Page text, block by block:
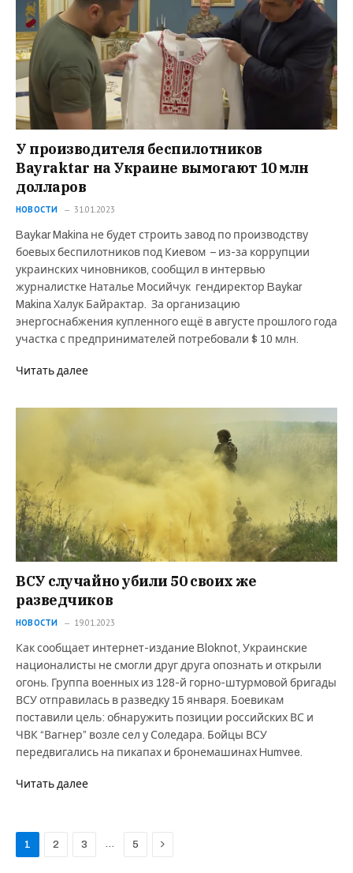
У производителя беспилотников
Bayraktar на Украине вымогают 10 млн
долларов
НОВОСТИ 31.01.2023
Baykar Makina не будет строить завод по производству
боевых беспилотников под Киевом – из-за коррупции
украинских чиновников, сообщил в интервью
журналистке Наталье Мосийчук гендиректор Baykar
Makina Халук Байрактар. За организацию
энергоснабжения купленного ещё в августе прошлого года
участка с предпринимателей потребовали $ 10 млн.
Читать далее
ВСУ случайно убили 50 своих же
разведчиков
НОВОСТИ 19.01.2023
Как сообщает интернет-издание Bloknot, Украинские
националисты не смогли друг друга опознать и открыли
огонь. Группа военных из 128-й горно-штурмовой бригады
ВСУ отправилась в разведку 15 января. Боевикам
поставили цель: обнаружить позиции российских ВС и
ЧВК “Вагнер” возле сел у Соледара. Бойцы ВСУ
передвигались на пикапах и бронемашинах Humvee.
Читать далее
1 2 3 … 5 Next